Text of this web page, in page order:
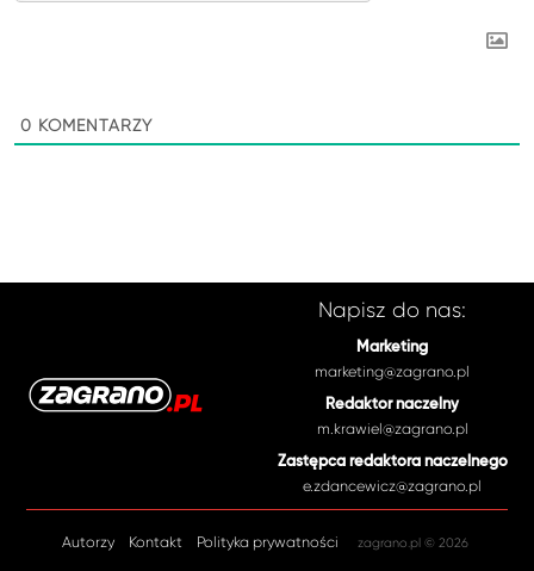
0 KOMENTARZY
Napisz do nas:
Marketing
marketing@zagrano.pl
Redaktor naczelny
m.krawiel@zagrano.pl
Zastępca redaktora naczelnego
e.zdancewicz@zagrano.pl
Autorzy Kontakt Polityka prywatności zagrano.pl © 2026